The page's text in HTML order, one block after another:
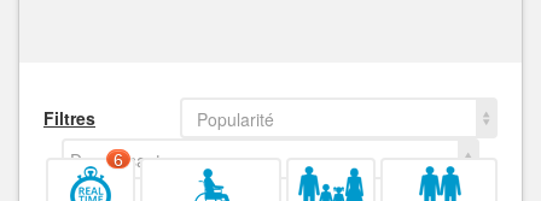
Filtres
Popularité
Decroissant
6